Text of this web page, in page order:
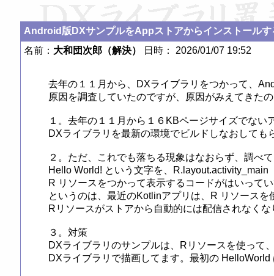
Android版DXサンプルをAppストアからインストールす
名前： 大和団次郎（解決） 日時： 2026/01/07 19:52
去年の１１月から、DXライブラリをつかって、
原因を調査していたのですが、原因がみえてきた
１。去年の１１月から１６KBページサイズでな
DXライブラリを最新の環境でビルドしなおしても
２。ただ、これでも落ちる現象はなおらず、調べ
Hello World! という文字を、R.layout.activity_main
R リソースをつかって表示するコードがはいって
というのは、最近のKotlinアプリは、R リソース
Rリソースがストアから自動的には配信されなく
３。対策
DXライブラリのサンプルは、Rリソースを使って
DXライブラリで描画してます。最初の HelloWorld